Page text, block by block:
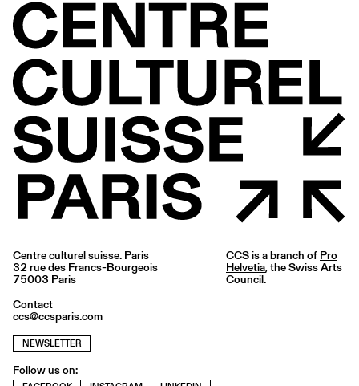
Centre culturel suisse. Paris
32 rue des Francs-Bourgeois
75003 Paris
Contact
ccs@ccsparis.com
NEWSLETTER
Follow us on:
CCS is a branch of Pro
Helvetia, the Swiss Arts
Council.